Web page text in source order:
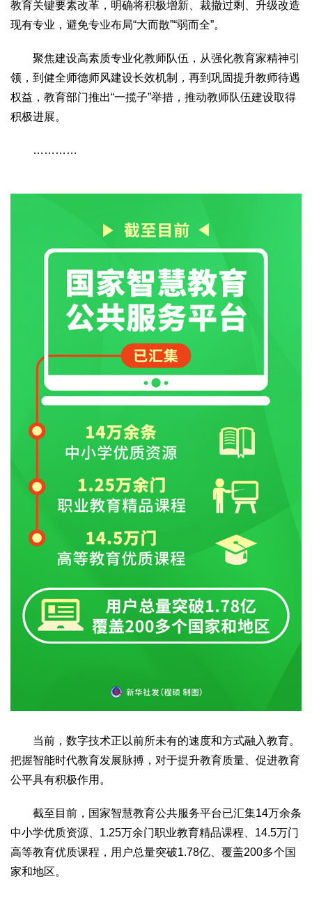
教育关键要素改革，明确将积极增新、裁撤过剩、升级改造
现有专业，避免专业布局“大而散”“弱而全”。
聚焦建设高素质专业化教师队伍，从强化教育家精神引
领，到健全师德师风建设长效机制，再到巩固提升教师待遇
权益，教育部门推出“一揽子”举措，推动教师队伍建设取得
积极进展。
…………
当前，数字技术正以前所未有的速度和方式融入教育。
把握智能时代教育发展脉搏，对于提升教育质量、促进教育
公平具有积极作用。
截至目前，国家智慧教育公共服务平台已汇集14万余条
中小学优质资源、1.25万余门职业教育精品课程、14.5万门
高等教育优质课程，用户总量突破1.78亿、覆盖200多个国
家和地区。